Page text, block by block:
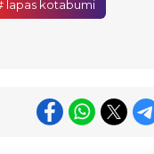
lapas kotabumi